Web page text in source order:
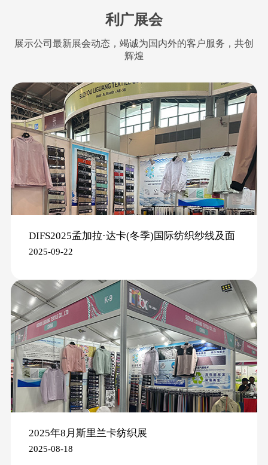
利广展会
展示公司最新展会动态，竭诚为国内外的客户服务，共创
辉煌
DIFS2025孟加拉·达卡(冬季)国际纺织纱线及面
辅料展
2025-09-22
2025年8月斯里兰卡纺织展
2025-08-18